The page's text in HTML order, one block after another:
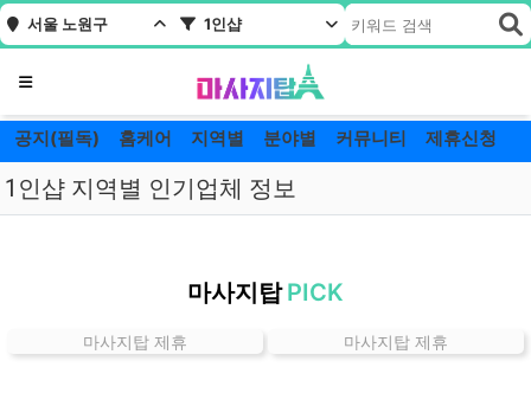
서울 노원구 1인샵
메뉴
공지(필독) 홈케어 지역별 분야별 커뮤니티 제휴신청
1인샵 지역별 인기업체 정보
구
마사지탑 PICK
마사지탑 제휴 마사지탑 제휴